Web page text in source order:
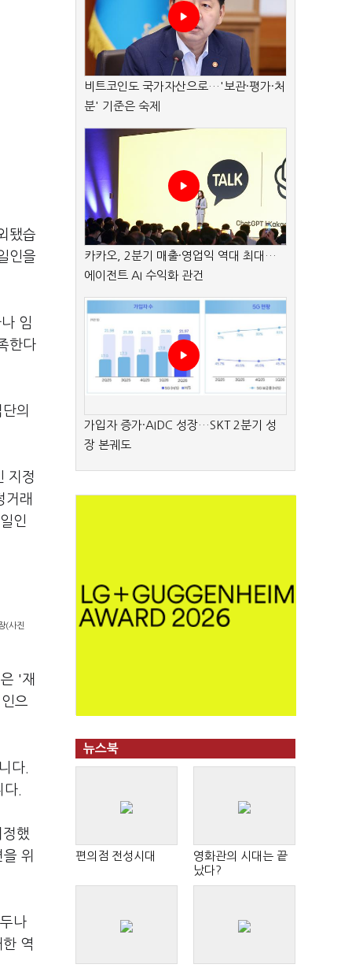
됐습
인을
임
한다
의
지정
거래
인
(사진
'재
으
다.
.
했
위
나
역
비트코인도 국가자산으로…'보관·평가·처
분' 기준은 숙제
카카오, 2분기 매출·영업익 역대 최대…
에이전트 AI 수익화 관건
가입자 증가·AIDC 성장…SKT 2분기 성
장 본궤도
뉴스북
편의점 전성시대
영화관의 시대는 끝
났다?